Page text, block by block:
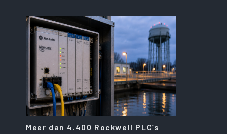
Meer dan 4.400 Rockwell PLC’s